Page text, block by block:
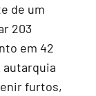
de um
203
em 42
furtos,